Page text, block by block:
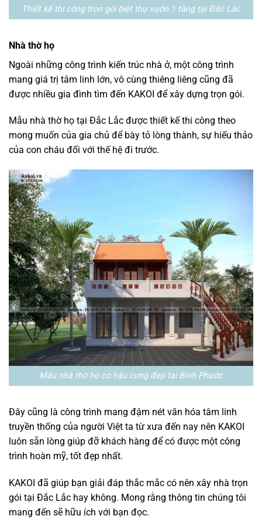
Thiết kế thi công trọn gói biệt thự vườn 1 tầng tại Đắc Lắc
Nhà thờ họ
Ngoài những công trình kiến trúc nhà ở, một công trình
mang giá trị tâm linh lớn, vô cùng thiêng liêng cũng đã
được nhiều gia đình tìm đến KAKOI để xây dựng trọn gói.
Mẫu nhà thờ họ tại Đắc Lắc được thiết kế thi công theo
mong muốn của gia chủ để bày tỏ lòng thành, sự hiếu thảo
của con cháu đối với thế hệ đi trước.
Mẫu nhà thờ họ có hậu cung đẹp tại Bình Phước
Đây cũng là công trình mang đậm nét văn hóa tâm linh
truyền thống của người Việt ta từ xưa đến nay nên KAKOI
luôn sẵn lòng giúp đỡ khách hàng để có được một công
trình hoàn mỹ, tốt đẹp nhất.
KAKOI đã giúp bạn giải đáp thắc mắc có nên xây nhà trọn
gói tại Đắc Lắc hay không. Mong rằng thông tin chúng tôi
mang đến sẽ hữu ích với bạn đọc.